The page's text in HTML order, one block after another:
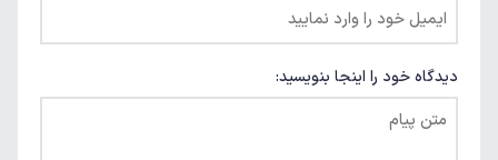
دیدگاه خود را اینجا بنویسید: